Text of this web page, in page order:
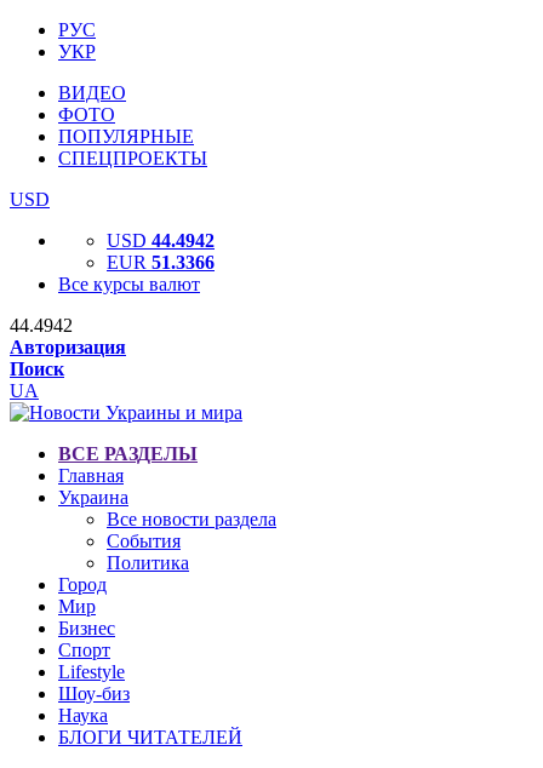
РУС
УКР
ВИДЕО
ФОТО
ПОПУЛЯРНЫЕ
СПЕЦПРОЕКТЫ
USD
USD 44.4942
EUR 51.3366
Все курсы валют
44.4942
Авторизация
Поиск
UA
ВСЕ РАЗДЕЛЫ
Главная
Украина
Все новости раздела
События
Политика
Город
Мир
Бизнес
Спорт
Lifestyle
Шоу-биз
Наука
БЛОГИ ЧИТАТЕЛЕЙ